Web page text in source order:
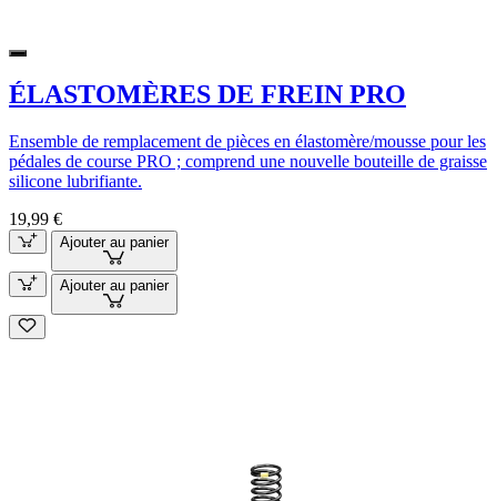
ÉLASTOMÈRES DE FREIN PRO
Ensemble de remplacement de pièces en élastomère/mousse pour les
pédales de course PRO ; comprend une nouvelle bouteille de graisse
silicone lubrifiante.
19,99 €
Ajouter au panier
Ajouter au panier